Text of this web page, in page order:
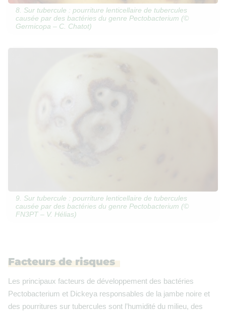
8. Sur tubercule : pourriture lenticellaire de tubercules
causée par des bactéries du genre Pectobacterium (©
Germicopa – C. Chatot)
9. Sur tubercule : pourriture lenticellaire de tubercules
causée par des bactéries du genre Pectobacterium (©
FN3PT – V. Hélias)
Facteurs de risques
Les principaux facteurs de développement des bactéries
Pectobacterium et Dickeya responsables de la jambe noire et
des pourritures sur tubercules sont l’humidité du milieu, des